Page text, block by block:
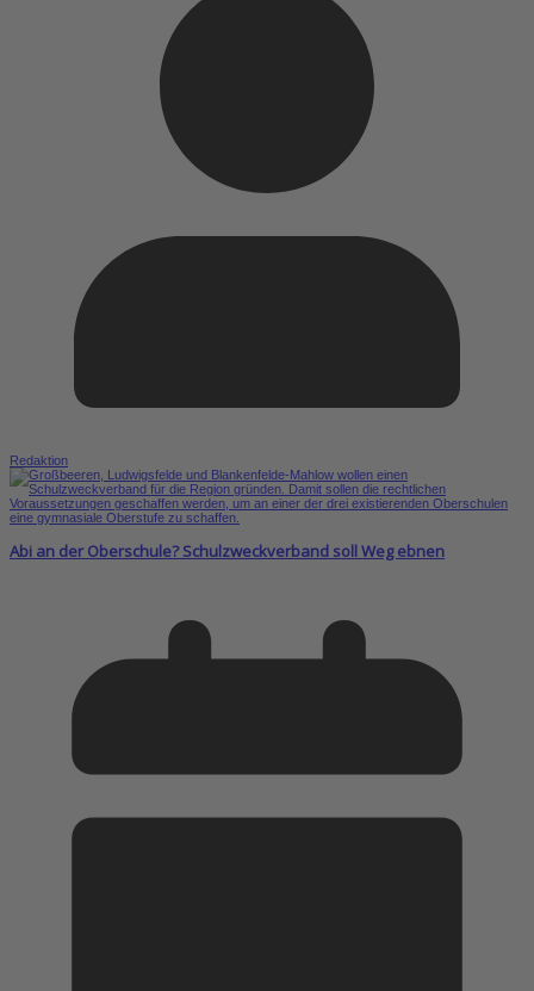
Redaktion
Abi an der Oberschule? Schulzweckverband soll Weg ebnen